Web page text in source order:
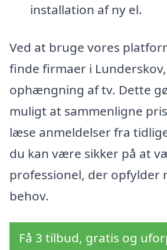
installation af ny el.
Ved at bruge vores
finde firmaer i
ophængning af tv. Dette
muligt at sammenligne
læse anmeldelser fra
du kan være sikker på at
professionel, der opfylder
behov.
Få 3 tilbud, gratis og